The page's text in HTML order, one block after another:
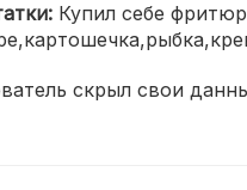
Купил себе
скрыл свои